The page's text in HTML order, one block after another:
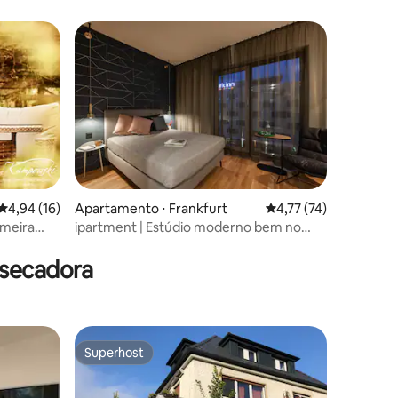
de uma avaliação média de 5, 16 avaliações
4,94 (16)
Apartamento ⋅ Frankfurt 4,77 de uma
4,77 (74)
ipartment | Estúdio moderno bem no
Superhost
Superhost